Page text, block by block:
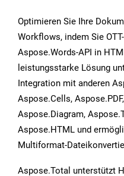
Optimieren Sie Ihre
Workflows, indem Sie
Aspose.Words-API in
leistungsstarke Lösung
Integration mit anderen
Aspose.Cells,
Aspose.Diagram,
Aspose.HTML und
Multiformat-
Aspose.Total unterstützt